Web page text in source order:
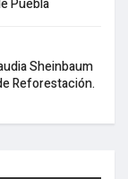
Sheinbaum
Reforestación.